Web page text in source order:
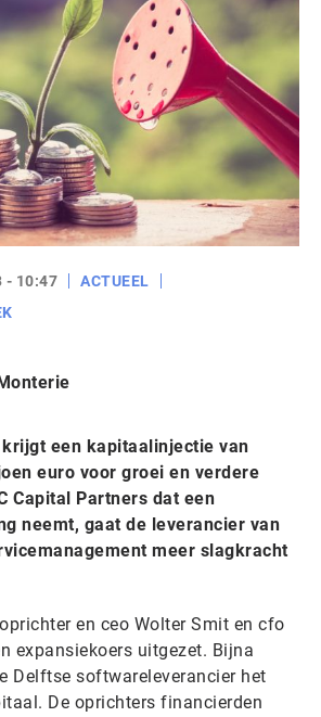
- 10:47
ACTUEEL
een kapitaalinjectie van
euro voor groei en verdere
Capital Partners dat een
neemt, gaat de leverancier van
meer slagkracht
en ceo Wolter Smit en cfo
expansiekoers uitgezet. Bijna
Delftse softwareleverancier het
De oprichters financierden